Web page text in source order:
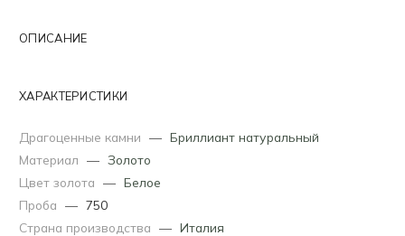
ОПИСАНИЕ
ХАРАКТЕРИСТИКИ
Драгоценные камни — Бриллиант натуральный
Материал — Золото
Цвет золота — Белое
Проба — 750
Страна производства — Италия